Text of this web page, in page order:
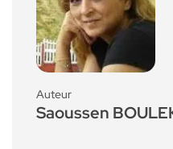
Auteur
Saoussen